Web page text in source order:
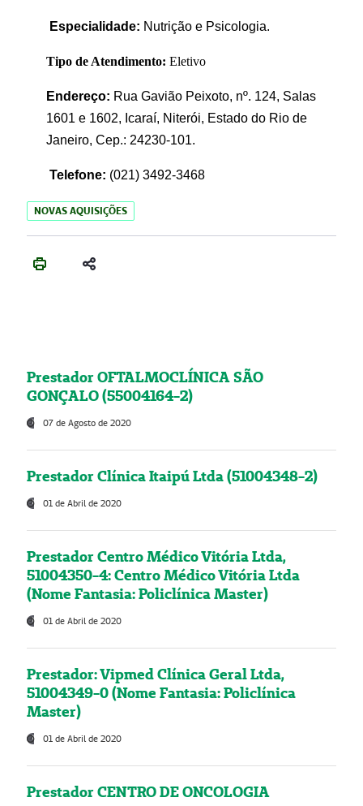
Especialidade: Nutrição e Psicologia.
Tipo de Atendimento: Eletivo
Endereço: Rua Gavião Peixoto, nº. 124, Salas
1601 e 1602, Icaraí, Niterói, Estado do Rio de
Janeiro, Cep.: 24230-101.
Telefone: (021) 3492-3468
NOVAS AQUISIÇÕES
Prestador OFTALMOCLÍNICA SÃO
GONÇALO (55004164-2)
07 de Agosto de 2020
Prestador Clínica Itaipú Ltda (51004348-2)
01 de Abril de 2020
Prestador Centro Médico Vitória Ltda,
51004350-4: Centro Médico Vitória Ltda
(Nome Fantasia: Policlínica Master)
01 de Abril de 2020
Prestador: Vipmed Clínica Geral Ltda,
51004349-0 (Nome Fantasia: Policlínica
Master)
01 de Abril de 2020
Prestador CENTRO DE ONCOLOGIA